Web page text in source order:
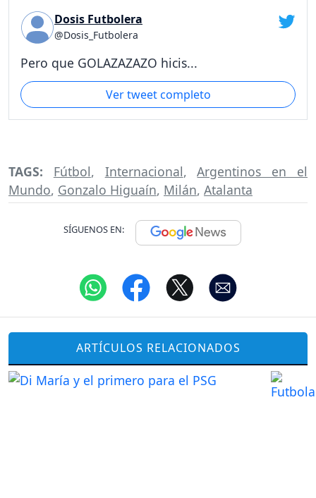
Dosis Futbolera
@Dosis_Futbolera
Pero que GOLAZAZAZO hicis...
Ver tweet completo
TAGS: Fútbol, Internacional,Argentinos en el
Mundo, Gonzalo Higuaín, Milán, Atalanta
SÍGUENOS EN:
ARTÍCULOS RELACIONADOS